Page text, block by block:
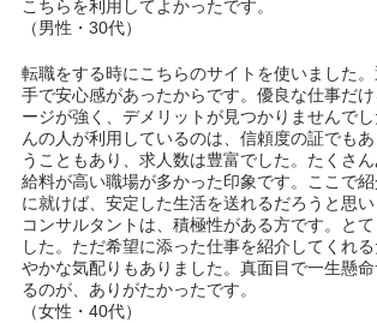
こちらを利用してよかったです。
（男性・30代）
転職をする時にこちらのサイトを使いました
手で安心感があったからです。優良な仕事だ
ージが強く、デメリットが見つかりませんで
んの人が利用しているのは、信頼度の証でも
うこともあり、求人数は豊富でした。たくさん
給料が高い職場が多かった印象です。ここで
に就けば、安定した生活を送れるだろうと思
コンサルタントは、積極性がある方です。と
した。ただ希望に添った仕事を紹介してくれ
やかな気配りもありました。真面目で一生懸
るのが、ありがたかったです。
（女性・40代）